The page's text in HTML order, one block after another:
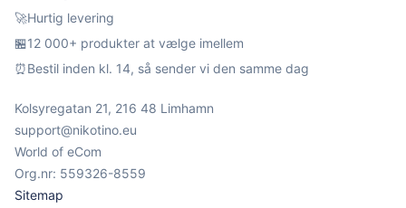
🚀Hurtig levering
🏪12 000+ produkter at vælge imellem
⏰Bestil inden kl. 14, så sender vi den samme dag
Kolsyregatan 21, 216 48 Limhamn
support@nikotino.eu
World of eCom
Org.nr: 559326-8559
Sitemap